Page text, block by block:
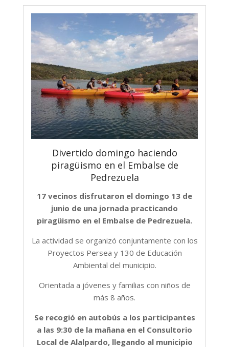
Divertido domingo haciendo
piragüismo en el Embalse de
Pedrezuela
17 vecinos disfrutaron el domingo 13 de
junio de una jornada practicando
piragüismo en el Embalse de Pedrezuela.
La actividad se organizó conjuntamente con los
Proyectos Persea y 130 de Educación
Ambiental del municipio.
Orientada a jóvenes y familias con niños de
más 8 años.
Se recogió en autobús a los participantes
a las 9:30 de la mañana en el Consultorio
Local de Alalpardo, llegando al municipio